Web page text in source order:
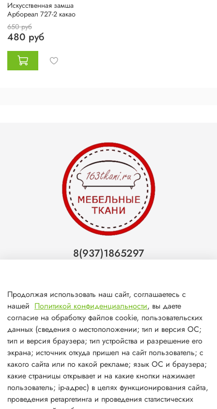
Искусственная замша
Арбореал 727-2 какао
650 руб
480 руб
О магазине
8(937)1865297
Самара (ТЦ МегаМебель)
8(927)7360008
Самара (ст.м. Победа)
Продолжая использовать наш сайт, соглашаетесь с
нашей Политикой конфиденциальности, вы даете
согласие на обработку файлов cookie, пользовательских
данных (сведения о местоположении; тип и версия ОС;
тип и версия браузера; тип устройства и разрешение его
экрана; источник откуда пришел на сайт пользователь; с
какого сайта или по какой рекламе; язык ОС и браузера;
какие страницы открывает и на какие кнопки нажимает
пользователь; ip-адрес) в целях функционирования сайта,
проведения ретаргетинга и проведения статистических